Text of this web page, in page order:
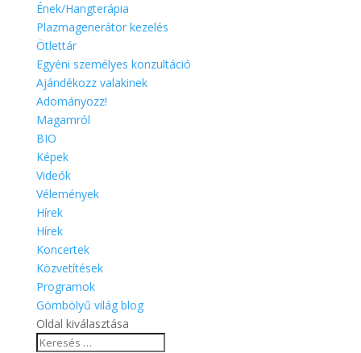
Ének/Hangterápia
Plazmagenerátor kezelés
Ötlettár
Egyéni személyes konzultáció
Ajándékozz valakinek
Adományozz!
Magamról
BIO
Képek
Videók
Vélemények
Hírek
Hírek
Koncertek
Közvetítések
Programok
Gömbölyű világ blog
Oldal kiválasztása